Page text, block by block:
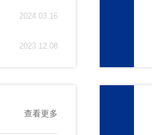
2024.03.16
2023.12.08
查看更多